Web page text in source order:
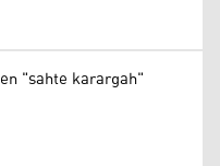
"sahte karargah"